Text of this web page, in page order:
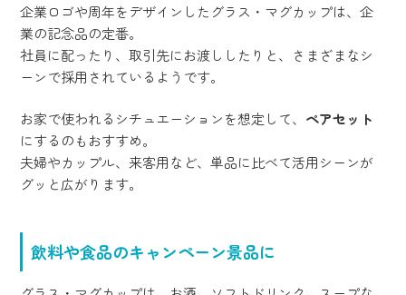
企業ロゴや周年をデザインしたグラス・マグカップは、企
業の記念品の定番。
社員に配ったり、取引先にお渡ししたりと、さまざまなシ
ーンで採用されているようです。
お家で使われるシチュエーションを想定して、 ペアセット
にするのもおすすめ。
夫婦やカップル、来客用など、単品に比べて活用シーンが
グッと広がります。
飲料や食品のキャンペーン景品に